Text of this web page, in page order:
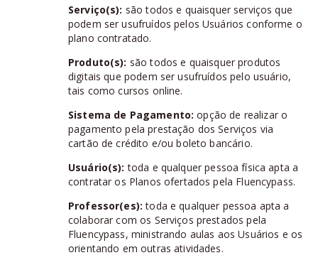
Serviço(s): são todos e quaisquer serviços que
podem ser usufruídos pelos Usuários conforme o
plano contratado.
Produto(s): são todos e quaisquer produtos
digitais que podem ser usufruídos pelo usuário,
tais como cursos online.
Sistema de Pagamento: opção de realizar o
pagamento pela prestação dos Serviços via
cartão de crédito e/ou boleto bancário.
Usuário(s): toda e qualquer pessoa física apta a
contratar os Planos ofertados pela Fluencypass.
Professor(es): toda e qualquer pessoa apta a
colaborar com os Serviços prestados pela
Fluencypass, ministrando aulas aos Usuários e os
orientando em outras atividades.